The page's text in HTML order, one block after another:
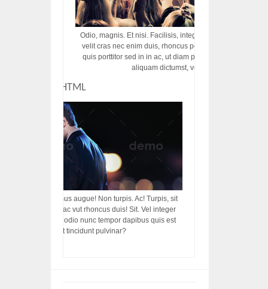
Odio, magnis. Et nisi. Facilisis, integer! Risus augue! Non
velit cras nec enim duis, rhoncus porttitor ac vut rhoncus
quis porttitor sed in in ac, ut diam porttitor odio nunc
aliquam dictumst, vel amet tincidunt
CUSTOM HTML
integer! Risus augue! Non turpis. Ac! Turpis, sit
rhoncus porttitor ac vut rhoncus duis! Sit. Vel integer
ut diam porttitor odio nunc tempor dapibus quis est
dictumst, vel amet tincidunt pulvinar?